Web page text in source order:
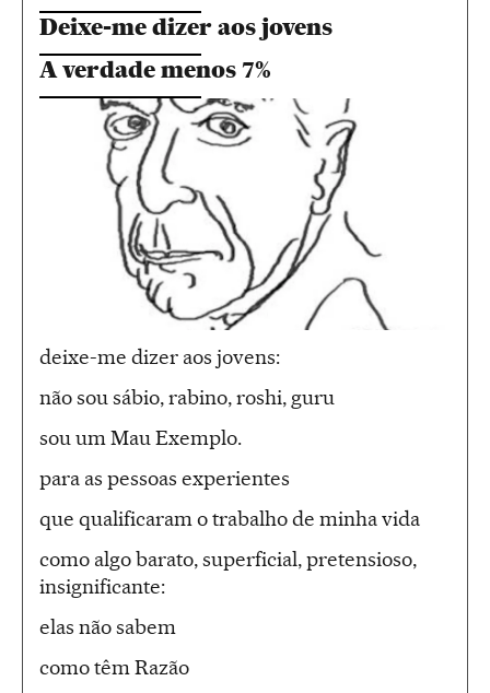
Deixe-me dizer aos jovens
A verdade menos 7%
deixe-me dizer aos jovens:
não sou sábio, rabino, roshi, guru
sou um Mau Exemplo.
para as pessoas experientes
que qualificaram o trabalho de minha vida
como algo barato, superficial, pretensioso,
insignificante:
elas não sabem
como têm Razão